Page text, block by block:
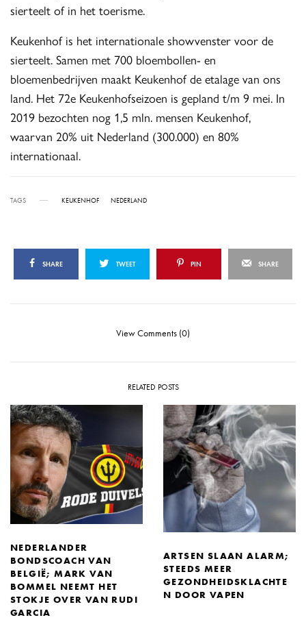
sierteelt of in het toerisme.
Keukenhof is het internationale showvenster voor de
sierteelt. Samen met 700 bloembollen- en
bloemenbedrijven maakt Keukenhof de etalage van ons
land. Het 72e Keukenhofseizoen is gepland t/m 9 mei. In
2019 bezochten nog 1,5 mln. mensen Keukenhof,
waarvan 20% uit Nederland (300.000) en 80%
internationaal.
TAGS KEUKENHOF NEDERLAND
SHARE TWEET PIN SHARE
View Comments (0)
RELATED POSTS
NEDERLANDER
BONDSCOACH VAN
BELGIË; MARK VAN
BOMMEL NEEMT HET
STOKJE OVER VAN RUDI
GARCIA
ARTSEN SLAAN ALARM;
STEEDS MEER
GEZONDHEIDSKLACHTE
N DOOR VAPEN